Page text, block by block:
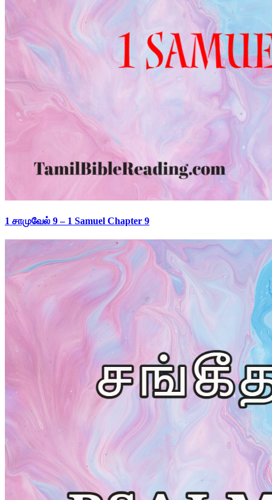
1 சாமுவேல் 9 – 1 Samuel Chapter 9